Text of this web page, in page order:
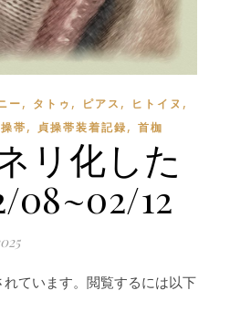
ー, タトゥ , ピアス , ヒトイヌ ,
帯, 貞操帯装着記録, 首枷
リ化した
08~02/12
ています。閲覧するには以下